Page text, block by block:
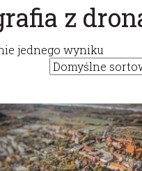
z
jednego wyniku